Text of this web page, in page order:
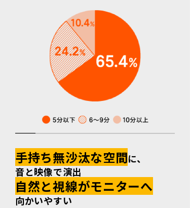
手持ち無沙汰な空間に、
音と映像で演出
自然と視線がモニターへ
向かいやすい